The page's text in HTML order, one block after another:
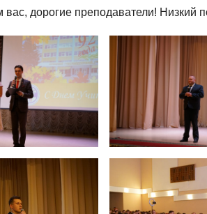
вас, дорогие преподаватели! Низкий